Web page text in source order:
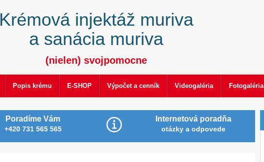
Popis krému E-SHOP Výpočet a cenník Videogaléria Fotogaléria
Krémová injektáž muriva
a sanácia muriva
(nielen) svojpomocne
Poradíme Vám
+420 731 565 565
Internetová poradňa
otázky a odpovede